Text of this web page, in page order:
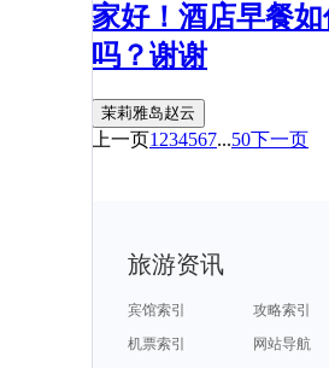
家好！酒店早餐
吗？谢谢
茉莉雅岛赵云
上一页1 234567...50下一页
旅游资讯
宾馆索引
攻略索引
机票索引
网站导航